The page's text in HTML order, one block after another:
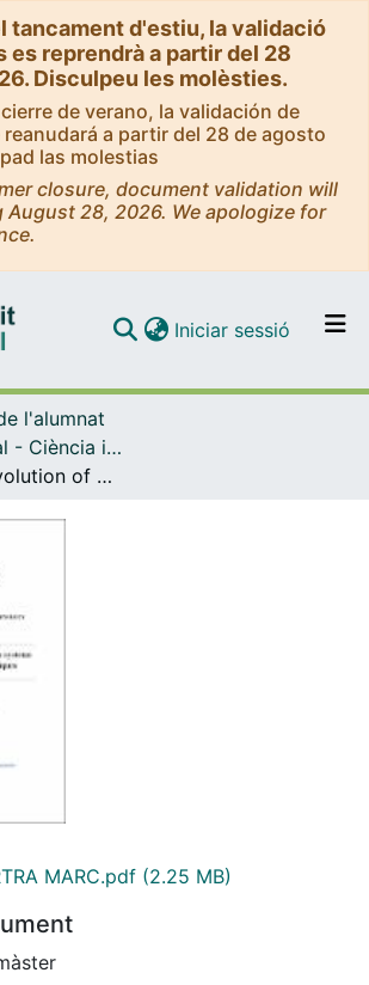
tancament d'estiu, la validació
es reprendrà a partir del 28
Disculpeu les molèsties.
de verano, la validación de
a partir del 28 de agosto
las molestias
closure, document validation will
28, 2026. We apologize for
Navega per tot el DD
Com publicar
Iniciar sessió (current)
l'alumnat
Màster Oficial - Ciència i Tecnologia Quàntiques / Quantum Science and Technology
Long-time evolution of quantum systems with Tensor Network techniques
MARC.pdf (2.25 MB)